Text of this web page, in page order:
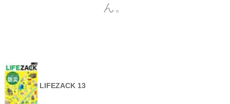
ん。
LIFEZACK 13